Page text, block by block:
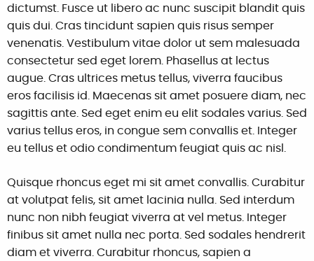
dictumst. Fusce ut libero ac nunc suscipit blandit quis
quis dui. Cras tincidunt sapien quis risus semper
venenatis. Vestibulum vitae dolor ut sem malesuada
consectetur sed eget lorem. Phasellus at lectus
augue. Cras ultrices metus tellus, viverra faucibus
eros facilisis id. Maecenas sit amet posuere diam, nec
sagittis ante. Sed eget enim eu elit sodales varius. Sed
varius tellus eros, in congue sem convallis et. Integer
eu tellus et odio condimentum feugiat quis ac nisl.
Quisque rhoncus eget mi sit amet convallis. Curabitur
at volutpat felis, sit amet lacinia nulla. Sed interdum
nunc non nibh feugiat viverra at vel metus. Integer
finibus sit amet nulla nec porta. Sed sodales hendrerit
diam et viverra. Curabitur rhoncus, sapien a